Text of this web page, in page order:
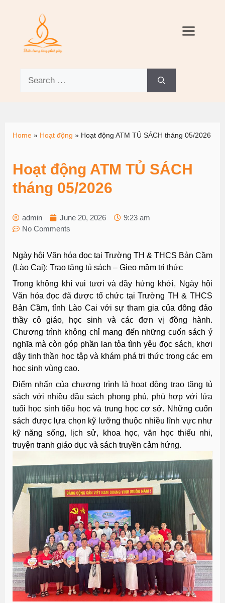
Home » Hoạt động » Hoạt động ATM TỦ SÁCH tháng 05/2026
Hoạt động ATM TỦ SÁCH
tháng 05/2026
admin June 20, 2026
9:23 am
No Comments
Ngày hội Văn hóa đọc tại Trường TH & THCS Bản Cầm
(Lào Cai): Trao tặng tủ sách – Gieo mầm tri thức
Trong không khí vui tươi và đầy hứng khởi, Ngày hội
Văn hóa đọc đã được tổ chức tại Trường TH & THCS
Bản Cầm, tỉnh Lào Cai với sự tham gia của đông đảo
thầy cô giáo, học sinh và các đơn vị đồng hành.
Chương trình không chỉ mang đến những cuốn sách ý
nghĩa mà còn góp phần lan tỏa tình yêu đọc sách, khơi
dậy tinh thần học tập và khám phá tri thức trong các em
học sinh vùng cao.
Điểm nhấn của chương trình là hoạt động trao tặng tủ
sách với nhiều đầu sách phong phú, phù hợp với lứa
tuổi học sinh tiểu học và trung học cơ sở. Những cuốn
sách được lựa chọn kỹ lưỡng thuộc nhiều lĩnh vực như
kỹ năng sống, lịch sử, khoa học, văn học thiếu nhi,
truyện tranh giáo dục và sách truyền cảm hứng.